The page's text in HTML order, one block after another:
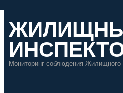
Мониторинг соблюдения Жилищного